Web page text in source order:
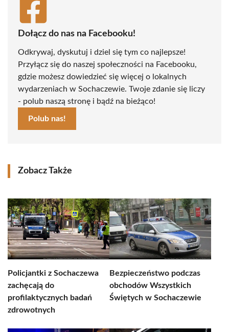
Dołącz do nas na Facebooku!
Odkrywaj, dyskutuj i dziel się tym co najlepsze!
Przyłącz się do naszej społeczności na Facebooku,
gdzie możesz dowiedzieć się więcej o lokalnych
wydarzeniach w Sochaczewie. Twoje zdanie się liczy
- polub naszą stronę i bądź na bieżąco!
Polub nas!
Zobacz Także
Policjantki z Sochaczewa
zachęcają do
profilaktycznych badań
zdrowotnych
Bezpieczeństwo podczas
obchodów Wszystkich
Świętych w Sochaczewie